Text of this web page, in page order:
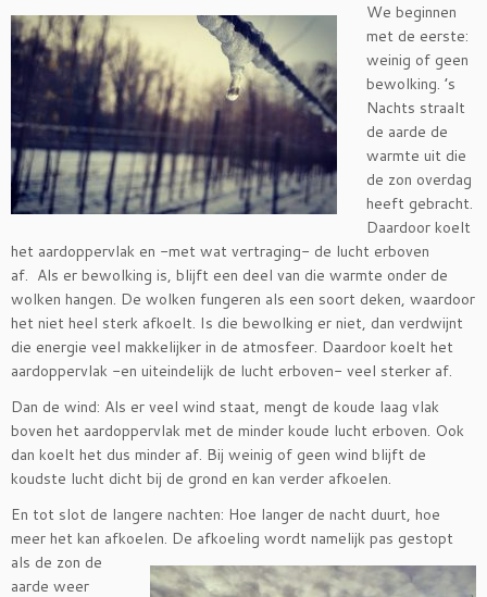
We beginnen
met de eerste:
weinig of geen
bewolking. ’s
Nachts straalt
de aarde de
warmte uit die
de zon overdag
heeft gebracht.
Daardoor koelt
het aardoppervlak en -met wat vertraging- de lucht erboven
af. Als er bewolking is, blijft een deel van die warmte onder de
wolken hangen. De wolken fungeren als een soort deken, waardoor
het niet heel sterk afkoelt. Is die bewolking er niet, dan verdwijnt
die energie veel makkelijker in de atmosfeer. Daardoor koelt het
aardoppervlak -en uiteindelijk de lucht erboven- veel sterker af.
Dan de wind: Als er veel wind staat, mengt de koude laag vlak
boven het aardoppervlak met de minder koude lucht erboven. Ook
dan koelt het dus minder af. Bij weinig of geen wind blijft de
koudste lucht dicht bij de grond en kan verder afkoelen.
En tot slot de langere nachten: Hoe langer de nacht duurt, hoe
meer het kan afkoelen. De afkoeling wordt namelijk pas gestopt
als de zon de
aarde weer